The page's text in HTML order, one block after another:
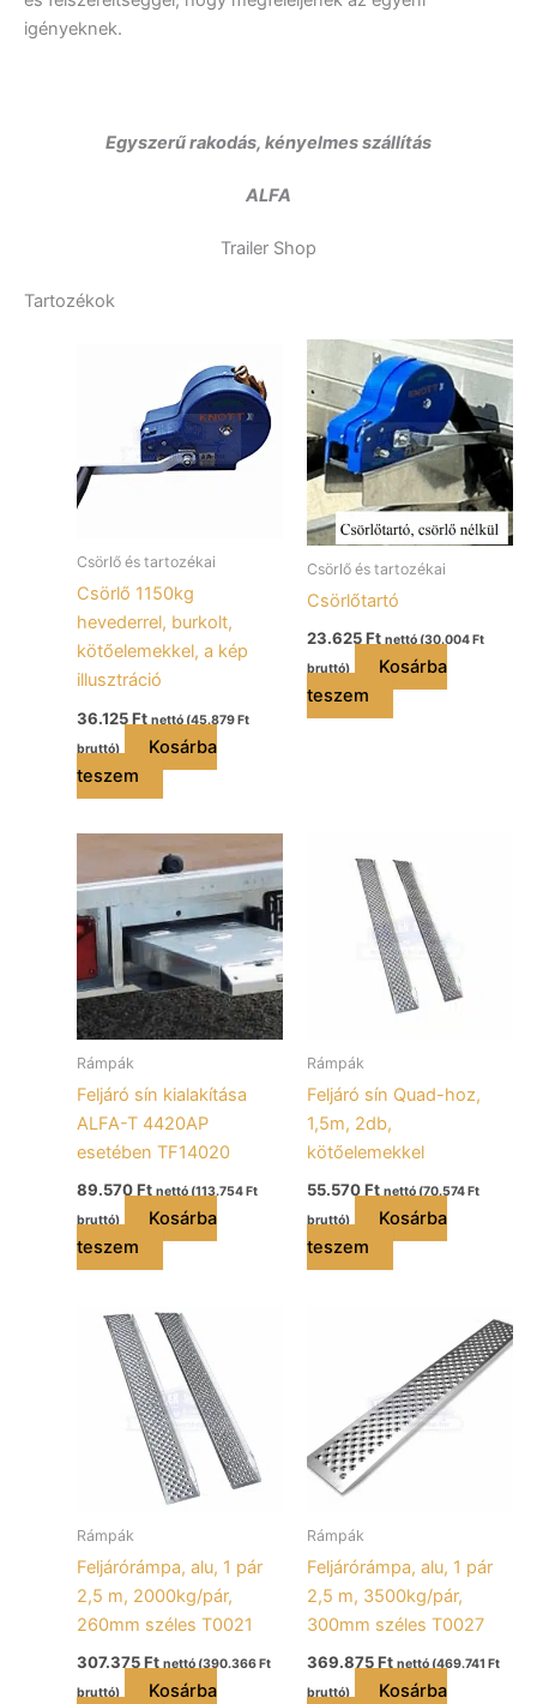
igényeknek.
Egyszerű rakodás, kényelmes szállítás
ALFA
Trailer Shop
Tartozékok
Csörlő és tartozékai
Csörlő 1150kg
hevederrel, burkolt,
kötőelemekkel, a kép
illusztráció
36.125Ft nettó (45.879Ft
bruttó)
Kosárba
teszem
Csörlő és tartozékai
Csörlőtartó
23.625Ft nettó (30.004 Ft
bruttó)
Kosárba
teszem
Rámpák
Feljáró sín kialakítása
ALFA-T 4420AP
esetében TF14020
89.570Ft nettó (113.754 Ft
bruttó)
Kosárba
teszem
Rámpák
Feljáró sín Quad-hoz,
1,5m, 2db,
kötőelemekkel
55.570Ft nettó (70.574 Ft
bruttó)
Kosárba
teszem
Rámpák
Feljárórámpa, alu, 1 pár
2,5 m, 2000kg/pár,
260mm széles T0021
307.375Ft nettó (390.366 Ft
bruttó)
Kosárba
Rámpák
Feljárórámpa, alu, 1 pár
2,5 m, 3500kg/pár,
300mm széles T0027
369.875Ft nettó (469.741 Ft
bruttó)
Kosárba